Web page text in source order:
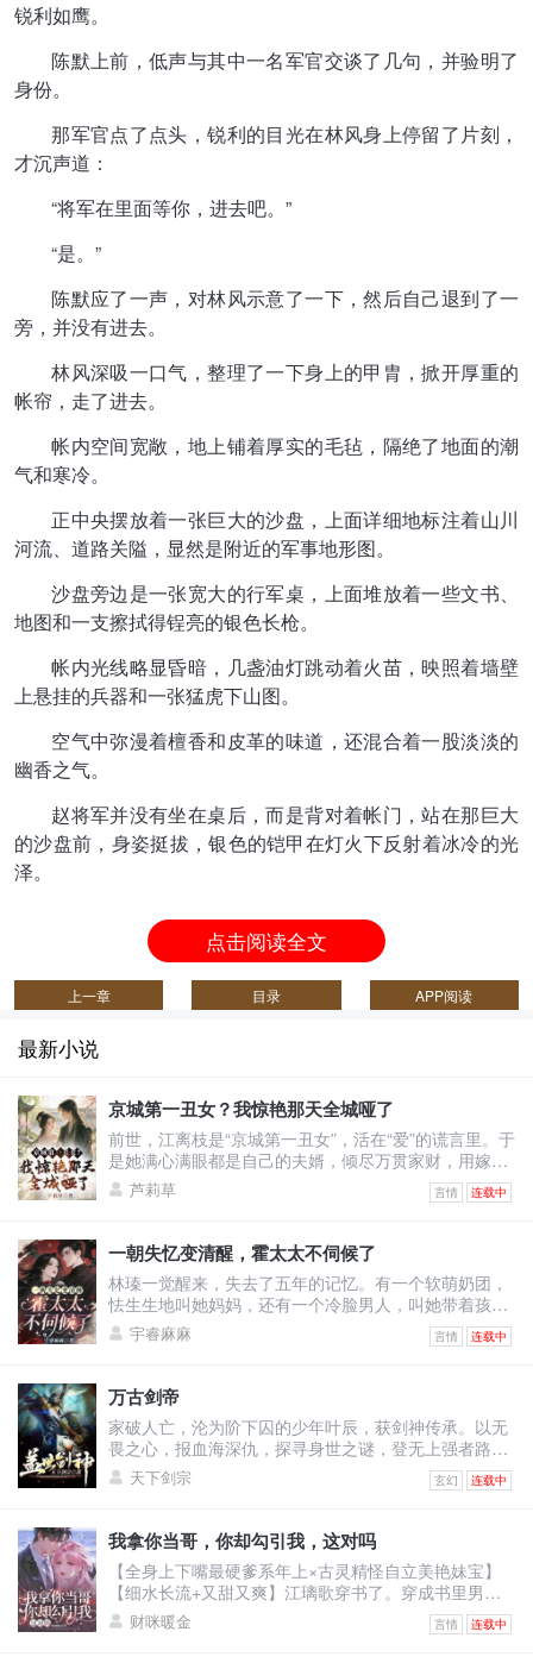
锐利如鹰。
陈默上前，低声与其中一名军官交谈了几句，并验明了
身份。
那军官点了点头，锐利的目光在林风身上停留了片刻，
才沉声道：
“将军在里面等你，进去吧。”
“是。”
陈默应了一声，对林风示意了一下，然后自己退到了一
旁，并没有进去。
林风深吸一口气，整理了一下身上的甲胄，掀开厚重的
帐帘，走了进去。
帐内空间宽敞，地上铺着厚实的毛毡，隔绝了地面的潮
气和寒冷。
正中央摆放着一张巨大的沙盘，上面详细地标注着山川
河流、道路关隘，显然是附近的军事地形图。
沙盘旁边是一张宽大的行军桌，上面堆放着一些文书、
地图和一支擦拭得锃亮的银色长枪。
帐内光线略显昏暗，几盏油灯跳动着火苗，映照着墙壁
上悬挂的兵器和一张猛虎下山图。
空气中弥漫着檀香和皮革的味道，还混合着一股淡淡的
幽香之气。
赵将军并没有坐在桌后，而是背对着帐门，站在那巨大
的沙盘前，身姿挺拔，银色的铠甲在灯火下反射着冰冷的光
泽。
点击阅读全文
上一章 目录 APP阅读
最新小说
京城第一丑女？我惊艳那天全城哑了
前世，江离枝是“京城第一丑女”，活在“爱”的谎言里。于
是她满心满眼都是自己的夫婿，倾尽万贯家财，用嫁妆
填补将军府。可换来的却是——他与绿茶表妹沆瀣一
气，甚至让她怀上侍卫的野种，最终被渣男一剑穿胸，
决心要让这群人血债血偿！渣男想吃绝户，与表妹双宿
双飞？她直接退婚撤资，让将军府只剩一具空壳！白莲
花想装柔弱博同情？她反手几巴掌，当众撕烂表妹虚伪
的脸皮！全城
芦莉草 言情 连载中
一朝失忆变清醒，霍太太不伺候了
林瑧一觉醒来，失去了五年的记忆。有一个软萌奶团，
怯生生地叫她妈妈，还有一个冷脸男人，叫她带着孩子
去给继妹输血。原来她和自己继妹的未婚夫领了证，他
以婚姻为筹码让她签了厚厚的不平等条约！林瑧直接掀
分一半，至于你，喂狗！”她不知道婚后的自己怎么成为
舔狗的，还被人当成草包嘲笑。五年里她拼命讨好老
公，甚至讨好老公白月光弟媳温栩，挣钱给她只求她离
开自己老公。她
宇睿麻麻 言情 连载中
万古剑帝
家破人亡，沦为阶下囚的少年叶辰，获剑神传承。以无
畏之心，报血海深仇，探寻身世之谜，登无上强者路！
修剑道，凝天印，灵武合一，无敌诸天！恢宏大世谁主
沉浮？我有一剑可断万古！
天下剑宗 玄幻 连载中
我拿你当哥，你却勾引我，这对吗
【全身上下嘴最硬爹系年上×古灵精怪自立美艳妹宝】
【细水长流+又甜又爽】江璃歌穿书了。穿成书里男主
的恶毒前女友，死得很惨的恶毒女配。男主季司夜是顶
级豪门继承人，遭仇家暗算坠海失忆，被江父救下。江
财咪暖金 言情 连载中